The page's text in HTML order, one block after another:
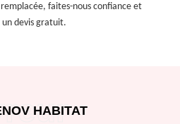
faites-nous confiance et
un devis gratuit.
HABITAT